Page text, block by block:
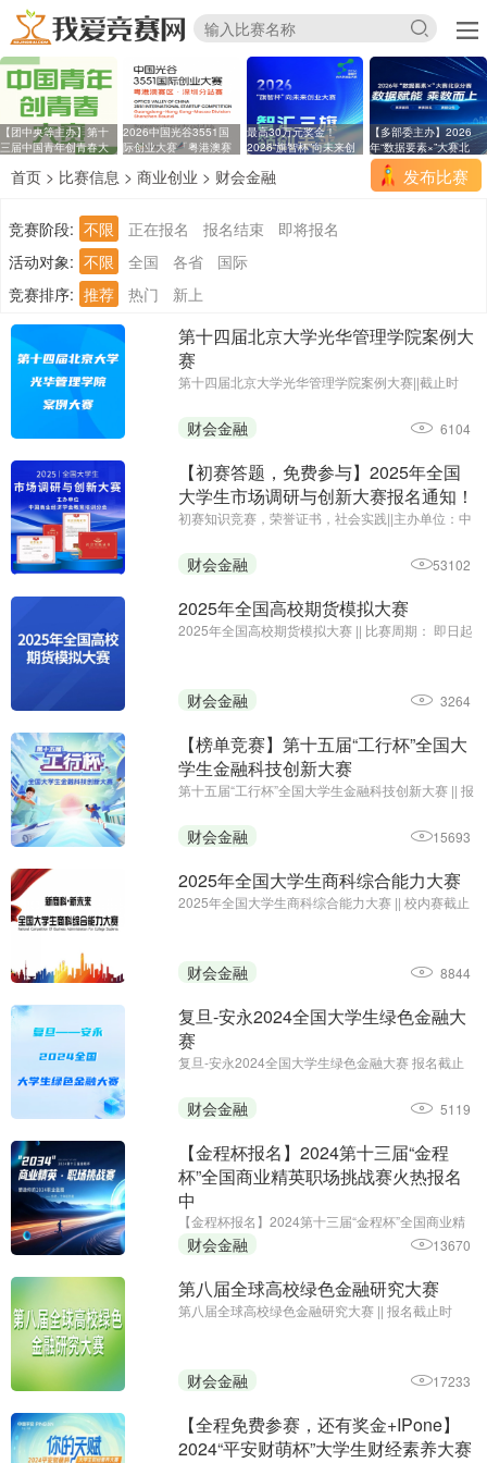
【团中央等主办】第十
三届中国青年创青春大
2026中国光谷3551国
际创业大赛「粤港澳赛
最高30万元奖金！
2026“旗智杯”向未来创
【多部委主办】2026
年“数据要素×”大赛北
发布比赛
首页 > 比赛信息 > 商业创业 > 财会金融
竞赛阶段: 不限 正在报名 报名结束
即将报名
活动对象: 不限 全国 各省
国际
竞赛排序: 推荐 热门 新上
第十四届北京大学光华管理学院案例大
赛
第十四届北京大学光华管理学院案例大赛||截止时
光华管理学院
财会金融 6104
【初赛答题，免费参与】2025年全国
大学生市场调研与创新大赛报名通知！
初赛知识竞赛，荣誉证书，社会实践||主办单位：中
至2025年12月31日
财会金融 53102
2025年全国高校期货模拟大赛
2025年全国高校期货模拟大赛 || 比赛周期： 即日起
财会金融 3264
【榜单竞赛】第十五届“工行杯”全国大
学生金融科技创新大赛
第十五届“工行杯”全国大学生金融科技创新大赛 || 报
国工商银行
财会金融 15693
2025年全国大学生商科综合能力大赛
2025年全国大学生商科综合能力大赛 || 校内赛截止
财会金融 8844
复旦-安永2024全国大学生绿色金融大
赛
复旦-安永2024全国大学生绿色金融大赛 报名截止
的发展，传播绿色金融理念，培养新生研究力量，
复旦大学国际金融学院联合安永华明会计师事务所
财会金融 5119
【金程杯报名】2024第十三届“金程
杯”全国商业精英职场挑战赛火热报名
中
【金程杯报名】2024第十三届“金程杯”全国商业精
英职场挑战赛火热报名中||初赛截止时间：2024年
10月20日
财会金融 13670
第八届全球高校绿色金融研究大赛
第八届全球高校绿色金融研究大赛 || 报名截止时
财会金融 17233
【全程免费参赛，还有奖金+IPone】
2024“平安财萌杯”大学生财经素养大赛